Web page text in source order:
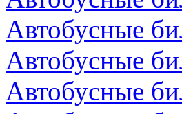
Автобусные
Автобусные
Автобусные